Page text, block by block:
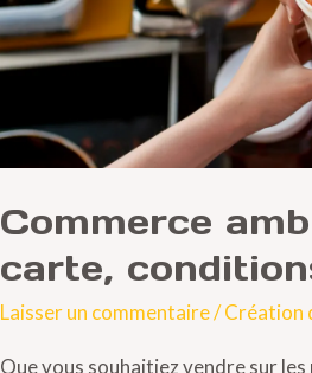
Commerce
carte,
Laisser un commentaire/Création
Que vous souhaitiez vendre sur